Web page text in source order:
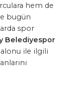
hem de
bugün
spor
Belediyespor
ile ilgili